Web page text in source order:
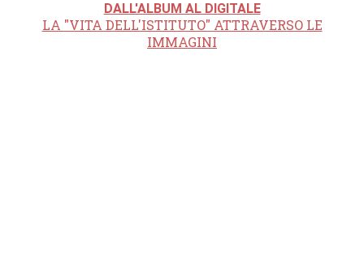
DALL'ALBUM AL DIGITALE
LA "VITA DELL'ISTITUTO" ATTRAVERSO LE
IMMAGINI